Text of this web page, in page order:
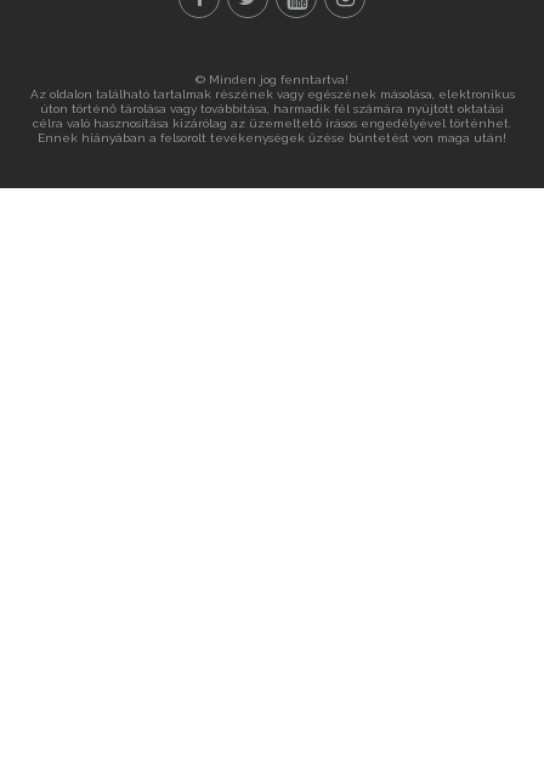
© Minden jog fenntartva!
Az oldalon található tartalmak részének vagy egészének másolása, elektronikus
úton történő tárolása vagy továbbítása, harmadik fél számára nyújtott oktatási
célra való hasznosítása kizárólag az üzemeltető írásos engedélyével történhet.
Ennek hiányában a felsorolt tevékenységek űzése büntetést von maga után!